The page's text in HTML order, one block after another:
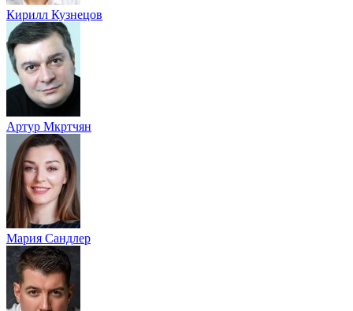
Кирилл Кузнецов
Артур Мкртчян
Мария Сандлер